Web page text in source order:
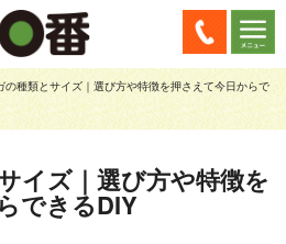
の種類とサイズ｜選び方や特徴を押さえて今日からで
イズ｜選び方や特徴を
できるDIY